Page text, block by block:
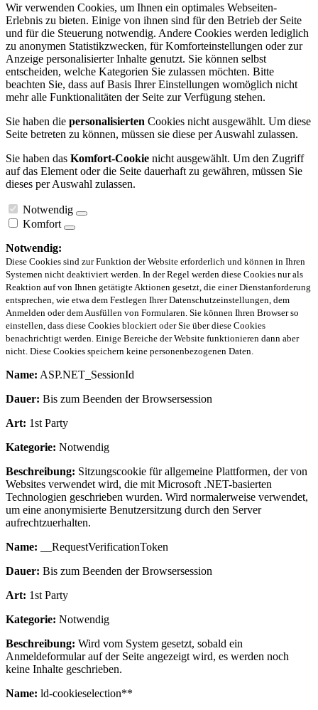
Wir verwenden Cookies, um Ihnen ein optimales Webseiten-
Erlebnis zu bieten. Einige von ihnen sind für den Betrieb der Seite
und für die Steuerung notwendig. Andere Cookies werden lediglich
zu anonymen Statistikzwecken, für Komforteinstellungen oder zur
Anzeige personalisierter Inhalte genutzt. Sie können selbst
entscheiden, welche Kategorien Sie zulassen möchten. Bitte
beachten Sie, dass auf Basis Ihrer Einstellungen womöglich nicht
mehr alle Funktionalitäten der Seite zur Verfügung stehen.
Sie haben die personalisierten Cookies nicht ausgewählt. Um diese
Seite betreten zu können, müssen sie diese per Auswahl zulassen.
Sie haben das Komfort-Cookie nicht ausgewählt. Um den Zugriff
auf das Element oder die Seite dauerhaft zu gewähren, müssen Sie
dieses per Auswahl zulassen.
Notwendig
Komfort
Notwendig:
Diese Cookies sind zur Funktion der Website erforderlich und können in Ihren
Systemen nicht deaktiviert werden. In der Regel werden diese Cookies nur als
Reaktion auf von Ihnen getätigte Aktionen gesetzt, die einer Dienstanforderung
entsprechen, wie etwa dem Festlegen Ihrer Datenschutzeinstellungen, dem
Anmelden oder dem Ausfüllen von Formularen. Sie können Ihren Browser so
einstellen, dass diese Cookies blockiert oder Sie über diese Cookies
benachrichtigt werden. Einige Bereiche der Website funktionieren dann aber
nicht. Diese Cookies speichern keine personenbezogenen Daten.
Name: ASP.NET_SessionId
Dauer: Bis zum Beenden der Browsersession
Art: 1st Party
Kategorie: Notwendig
Beschreibung: Sitzungscookie für allgemeine Plattformen, der von
Websites verwendet wird, die mit Microsoft .NET-basierten
Technologien geschrieben wurden. Wird normalerweise verwendet,
um eine anonymisierte Benutzersitzung durch den Server
aufrechtzuerhalten.
Name: __RequestVerificationToken
Dauer: Bis zum Beenden der Browsersession
Art: 1st Party
Kategorie: Notwendig
Beschreibung: Wird vom System gesetzt, sobald ein
Anmeldeformular auf der Seite angezeigt wird, es werden noch
keine Inhalte geschrieben.
Name: ld-cookieselection**